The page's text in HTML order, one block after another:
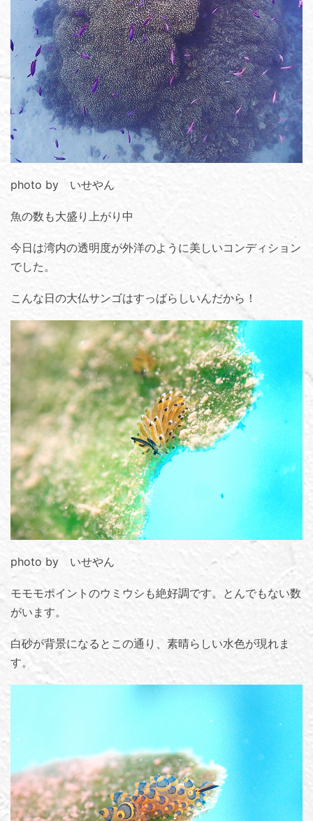
photo by いせやん
魚の数も大盛り上がり中
今日は湾内の透明度が外洋のように美しいコンディション
でした。
こんな日の大仏サンゴはすっばらしいんだから！
photo by いせやん
モモモポイントのウミウシも絶好調です。とんでもない数
がいます。
白砂が背景になるとこの通り、素晴らしい水色が現れま
す。